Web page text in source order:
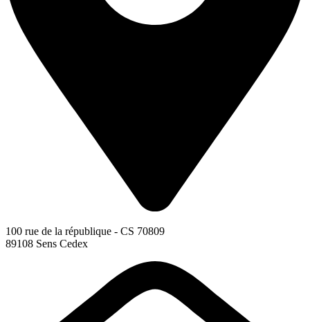
100 rue de la république - CS 70809
89108 Sens Cedex